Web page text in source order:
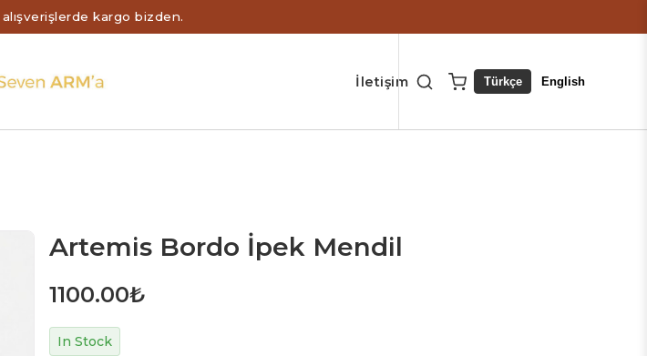
kargo bizden.
İletişim Türkçe English
Artemis Bordo İpek Mendil
1100.00₺
In Stock